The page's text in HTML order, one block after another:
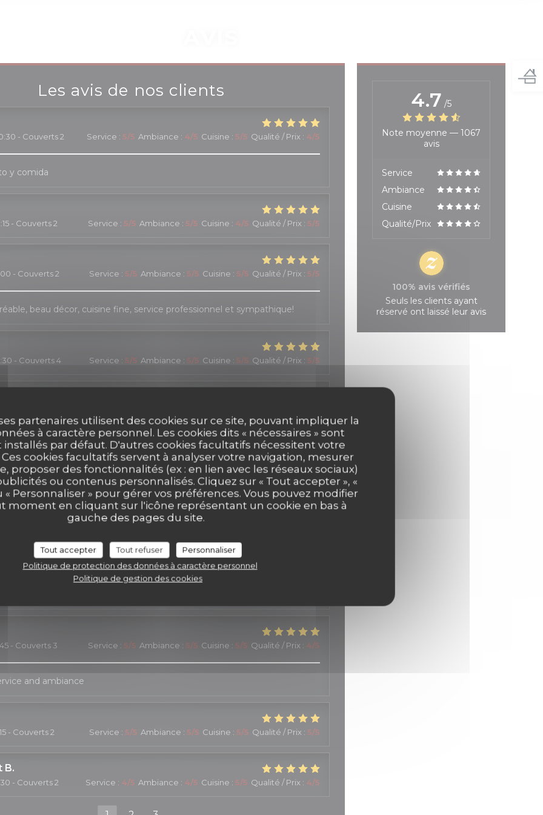
partenaires utilisent des cookies sur ce site, pouvant impliquer la
à caractère personnel. Les cookies dits « nécessaires » sont
par défaut. D'autres cookies facultatifs nécessitent votre
cookies facultatifs servent à analyser votre navigation, mesurer
proposer des fonctionnalités (ex : en lien avec les réseaux sociaux)
ou contenus personnalisés. Cliquez sur « Tout accepter », «
« Personnaliser » pour gérer vos préférences. Vous pouvez modifier
moment en cliquant sur l'icône représentant un cookie en bas à
gauche des pages du site.
Tout accepter Tout refuser
Personnaliser
Politique de protection des données à caractère personnel
Politique de gestion des cookies
Les avis de nos clients
- Couverts 2 Service : 5/5 Ambiance : 4/5 Cuisine : 5/5 Qualité / Prix : 4/5
y comida
- Couverts 2 Service : 5/5 Ambiance : 5/5 Cuisine : 4/5 Qualité / Prix : 5/5
- Couverts 2 Service : 5/5 Ambiance : 5/5 Cuisine : 5/5 Qualité / Prix : 5/5
beau décor, cuisine fine, service professionnel et sympathique!
- Couverts 4 Service : 5/5 Ambiance : 5/5 Cuisine : 5/5 Qualité / Prix : 5/5
vins d'exception, une cuisine délicate inspirée au gré des saisons, et une
- Couverts 2 Service :5/5 Ambiance:5/5 Cuisine: 4/5 Qualité / Prix :5/5
cozy atmosphere, and excellent food.
- Couverts 3 Service : 5/5 Ambiance : 5/5 Cuisine : 5/5 Qualité / Prix : 4/5
and ambiance
- Couverts 2 Service : 5/5 Ambiance : 5/5 Cuisine : 5/5 Qualité / Prix : 5/5
B
- Couverts 2 Service : 4/5 Ambiance : 4/5 Cuisine : 5/5 Qualité / Prix : 4/5
4.7 /5
Note moyenne — 1067
avis
Service
Ambiance
Cuisine
Qualité/Prix
100% avis vérifiés
Seuls les clients ayant
réservé ont laissé leur avis